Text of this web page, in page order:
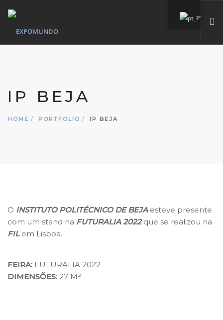
SERVIÇOS
IP BEJA
HOME PORTFOLIO IP BEJA
O INSTITUTO POLITÉCNICO DE BEJAesteve presente
com um stand na FUTURALIA 2022 que se realizou na
FILem Lisboa.
FEIRA: FUTURALIA 2022
DIMENSÕES: 27 M²